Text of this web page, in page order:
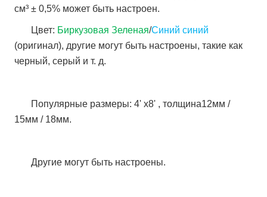
см³ ± 0,5% может быть настроен.
Цвет: Биркузовая Зеленая/Синий синий
(оригинал), другие могут быть настроены, такие как
черный, серый и т. д.
Популярные размеры: 4' x8' , толщина12мм /
15мм / 18мм.
Другие могут быть настроены.